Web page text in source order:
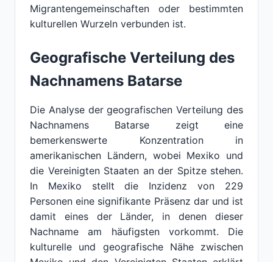
Migrantengemeinschaften oder bestimmten
kulturellen Wurzeln verbunden ist.
Geografische Verteilung des
Nachnamens Batarse
Die Analyse der geografischen Verteilung des
Nachnamens Batarse zeigt eine
bemerkenswerte Konzentration in
amerikanischen Ländern, wobei Mexiko und
die Vereinigten Staaten an der Spitze stehen.
In Mexiko stellt die Inzidenz von 229
Personen eine signifikante Präsenz dar und ist
damit eines der Länder, in denen dieser
Nachname am häufigsten vorkommt. Die
kulturelle und geografische Nähe zwischen